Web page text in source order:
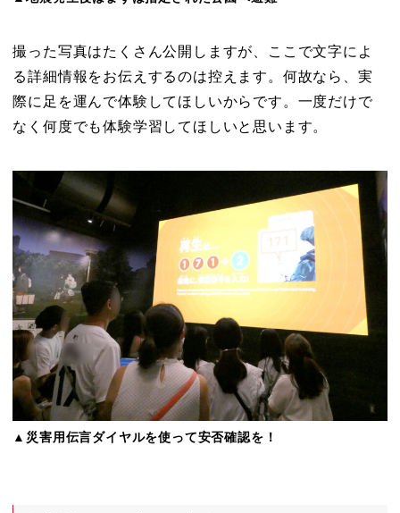
撮った写真はたくさん公開しますが、ここで文字によ
る詳細情報をお伝えするのは控えます。何故なら、実
際に足を運んで体験してほしいからです。一度だけで
なく何度でも体験学習してほしいと思います。
▲災害用伝言ダイヤルを使って安否確認を！